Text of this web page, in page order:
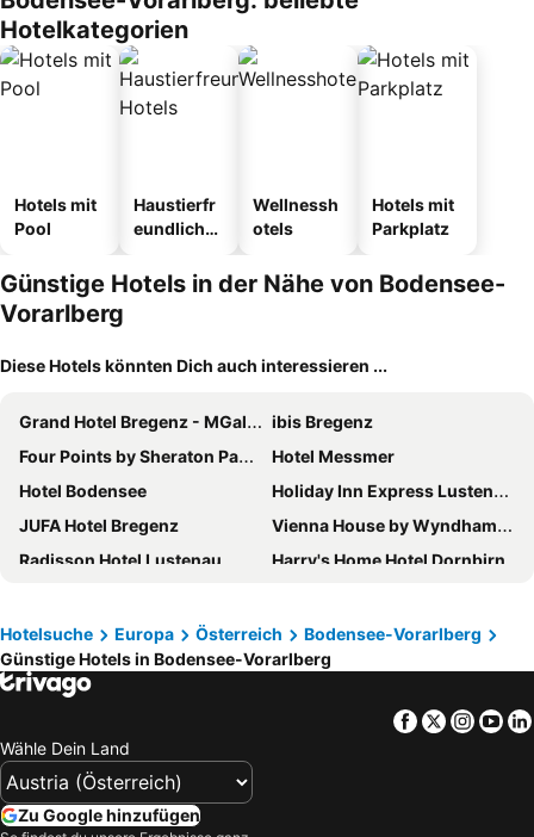
Hotelkategorien
Hotels mit
Pool
Haustierfr
eundliche
Wellnessh
otels
Hotels mit
Parkplatz
Günstige Hotels in der Nähe von Bodensee-
Vorarlberg
Diese Hotels könnten Dich auch interessieren ...
Grand Hotel Bregenz - MGallery Collection
ibis Bregenz
Four Points by Sheraton Panoramahaus Dornbirn
Hotel Messmer
Hotel Bodensee
Holiday Inn Express Lustenau By Ihg
JUFA Hotel Bregenz
Vienna House by Wyndham Martinspark Dornbirn
Radisson Hotel Lustenau
Harry's Home Hotel Dornbirn
Fairmotel Dornbirn
Gasthof Linde
Hotel Katharinenhof
Hotel Flint
Seehotel am Kaiserstrand
Gasthof Meindl
Hotel Kaiser
Oekotel Hohenems
Hotelsuche Europa Österreich
Bodensee-Vorarlberg
Günstige Hotels in Bodensee-Vorarlberg
Facebook
Twitter
Wähle Dein Land
Zu Google hinzufügen